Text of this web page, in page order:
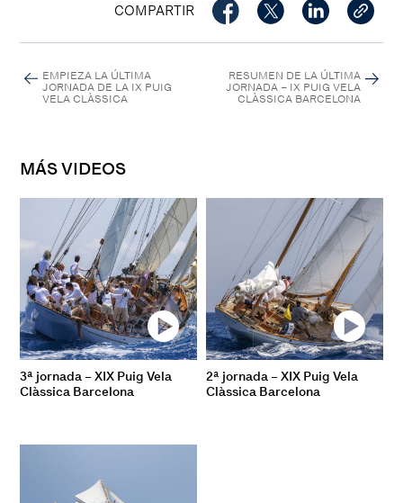
COMPARTIR
EMPIEZA LA ÚLTIMA
JORNADA DE LA IX PUIG
VELA CLÀSSICA
RESUMEN DE LA ÚLTIMA
JORNADA – IX PUIG VELA
CLÀSSICA BARCELONA
MÁS VIDEOS
3ª jornada – XIX Puig Vela
Clàssica Barcelona
2ª jornada – XIX Puig Vela
Clàssica Barcelona